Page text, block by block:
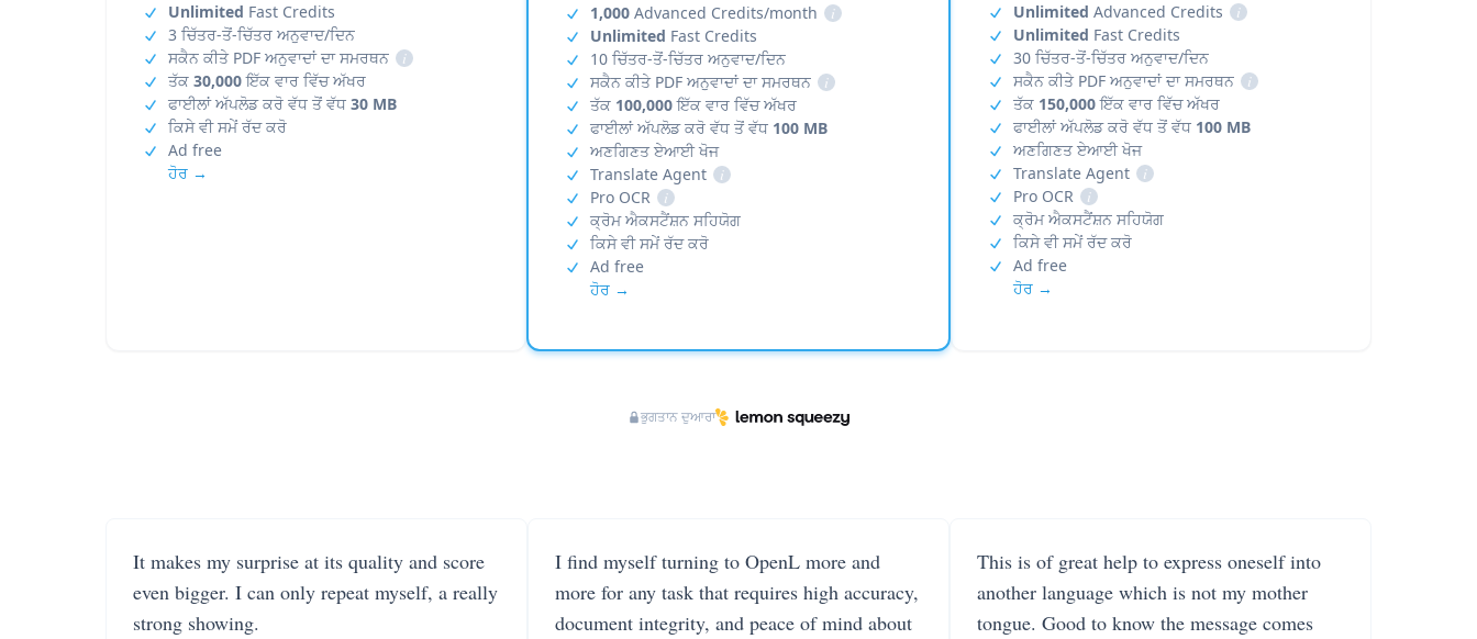
Unlimited Fast Credits
3 ਚਿੱਤਰ-ਤੋਂ-ਚਿੱਤਰ ਅਨੁਵਾਦ/ਦਿਨ
ਸਕੈਨ ਕੀਤੇ PDF ਅਨੁਵਾਦਾਂ ਦਾ ਸਮਰਥਨ
i
ਤੱਕ 30,000ਇੱਕ ਵਾਰ ਵਿੱਚ ਅੱਖਰ
ਫਾਈਲਾਂ ਅੱਪਲੋਡ ਕਰੋ ਵੱਧ ਤੋਂ ਵੱਧ 30 MB
ਕਿਸੇ ਵੀ ਸਮੇਂ ਰੱਦ ਕਰੋ
Ad free
ਹੋਰ →
1,000 Advanced Credits/month
i
Unlimited Fast Credits
10 ਚਿੱਤਰ-ਤੋਂ-ਚਿੱਤਰ ਅਨੁਵਾਦ/ਦਿਨ
ਸਕੈਨ ਕੀਤੇ PDF ਅਨੁਵਾਦਾਂ ਦਾ ਸਮਰਥਨ
i
ਤੱਕ 100,000ਇੱਕ ਵਾਰ ਵਿੱਚ ਅੱਖਰ
ਫਾਈਲਾਂ ਅੱਪਲੋਡ ਕਰੋ ਵੱਧ ਤੋਂ ਵੱਧ 100 MB
ਅਣਗਿਣਤ ਏਆਈ ਖੋਜ
Translate Agent
i
Pro OCR
i
ਕ੍ਰੋਮ ਐਕਸਟੈਂਸ਼ਨ ਸਹਿਯੋਗ
ਕਿਸੇ ਵੀ ਸਮੇਂ ਰੱਦ ਕਰੋ
Ad free
ਹੋਰ →
Unlimited Advanced Credits
i
Unlimited Fast Credits
30 ਚਿੱਤਰ-ਤੋਂ-ਚਿੱਤਰ ਅਨੁਵਾਦ/ਦਿਨ
ਸਕੈਨ ਕੀਤੇ PDF ਅਨੁਵਾਦਾਂ ਦਾ ਸਮਰਥਨ
i
ਤੱਕ 150,000ਇੱਕ ਵਾਰ ਵਿੱਚ ਅੱਖਰ
ਫਾਈਲਾਂ ਅੱਪਲੋਡ ਕਰੋ ਵੱਧ ਤੋਂ ਵੱਧ 100 MB
ਅਣਗਿਣਤ ਏਆਈ ਖੋਜ
Translate Agent
i
Pro OCR
i
ਕ੍ਰੋਮ ਐਕਸਟੈਂਸ਼ਨ ਸਹਿਯੋਗ
ਕਿਸੇ ਵੀ ਸਮੇਂ ਰੱਦ ਕਰੋ
Ad free
ਹੋਰ →
ਭੁਗਤਾਨ ਦੁਆਰਾ
It makes my surprise at its quality and score
even bigger. I can only repeat myself, a really
strong showing.
I find myself turning to OpenL more and
more for any task that requires high accuracy,
document integrity, and peace of mind about
This is of great help to express oneself into
another language which is not my mother
tongue. Good to know the message comes